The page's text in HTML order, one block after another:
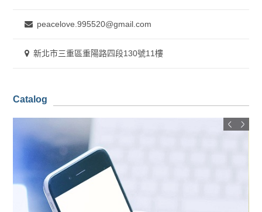
peacelove.995520@gmail.com
新北市三重區重陽路四段130號11樓
Catalog